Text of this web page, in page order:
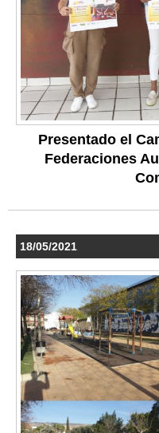
Presentado el
Federaciones
18/05/2021